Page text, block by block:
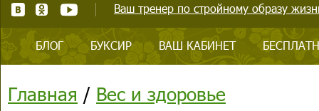
Ваш тренер по стройному образу
БЛОГ БУКСИР ВАШ КАБИНЕТ
Главная / Вес и здоровье